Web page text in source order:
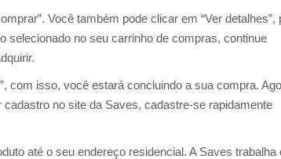
Você também pode clicar em “Ver detalhes”,
selecionado no seu carrinho de compras, continue
com isso, você estará concluindo a sua compra.
no site da Saves, cadastre-se rapidamente
até o seu endereço residencial. A Saves trabalha